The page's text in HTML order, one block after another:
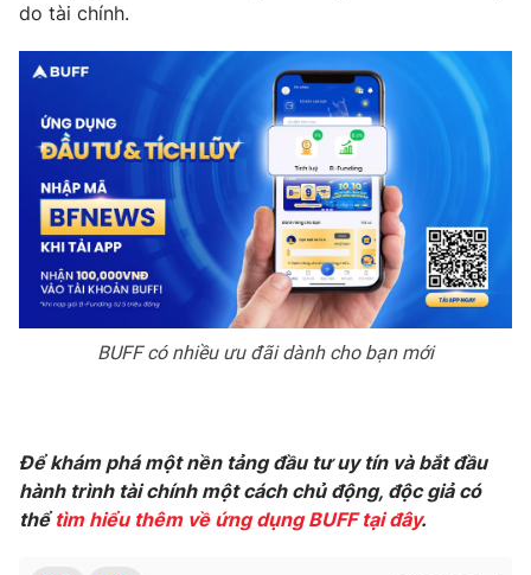
do tài chính.
BUFF có nhiều ưu đãi dành cho bạn mới
Để khám phá một nền tảng đầu tư uy tín và bắt đầu
hành trình tài chính một cách chủ động, độc giả có
thểtìm hiểu thêm về ứng dụng BUFF tại đây.